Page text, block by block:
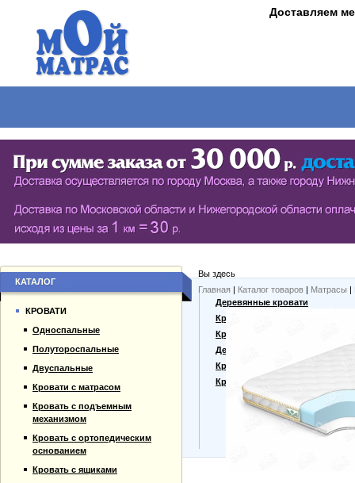
Доставляем
СЕРИЯ ШКАФОВ ECO (ЭКОЛОГИЯ)
РАСПАШНЫЕ ШКАФЫ
БИБЛИОТЕКИ, СТЕНКИ, ВИТРАЖИ
БУФЕТЫ
Вы здесь
Главная | Каталог товаров | Матрасы |
КАТАЛОГ
КРОВАТИ
Односпальные
Полутороспальные
Двуспальные
Кровати с матрасом
Кровать с подъемным
механизмом
Кровать с ортопедическим
основанием
Кровать с ящиками
Гарантии
Оплата и доставка
Прайс-лист
Контакты
Деревянные кровати
Кровати из массива
Кровати из сосны
Дешевые кровати
Кровати для дачи
Кровать тахта